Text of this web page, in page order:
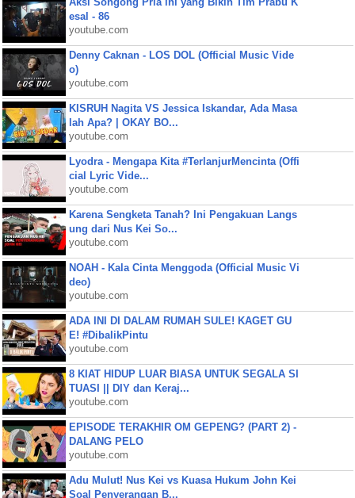
esal - 86
youtube.com
Denny Caknan - LOS DOL (Official Music Vide
o)
youtube.com
KISRUH Nagita VS Jessica Iskandar, Ada Masa
lah Apa? | OKAY BO...
youtube.com
Lyodra - Mengapa Kita #TerlanjurMencinta (Offi
cial Lyric Vide...
youtube.com
Karena Sengketa Tanah? Ini Pengakuan Langs
ung dari Nus Kei So...
youtube.com
NOAH - Kala Cinta Menggoda (Official Music Vi
deo)
youtube.com
ADA INI DI DALAM RUMAH SULE! KAGET GU
E! #DibalikPintu
youtube.com
8 KIAT HIDUP LUAR BIASA UNTUK SEGALA SI
TUASI || DIY dan Keraj...
youtube.com
EPISODE TERAKHIR OM GEPENG? (PART 2) -
DALANG PELO
youtube.com
Adu Mulut! Nus Kei vs Kuasa Hukum John Kei
Soal Penyerangan B...